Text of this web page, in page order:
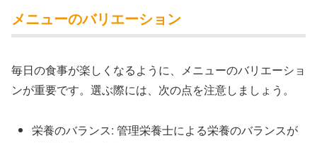
メニューのバリエーション
毎日の食事が楽しくなるように、メニューのバリエーショ
ンが重要です。選ぶ際には、次の点を注意しましょう。
栄養のバランス: 管理栄養士による栄養のバランスが